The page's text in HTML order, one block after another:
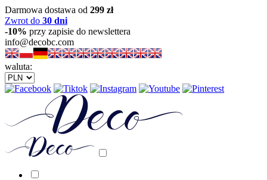
Darmowa dostawa od 299 zł
Zwrot do 30 dni
-10% przy zapisie do newslettera
info@decobc.com
waluta: